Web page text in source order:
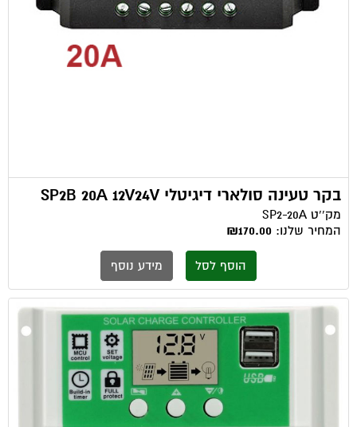
בקר טעינה סולארי דיגיטלי SP2B 20A 12V24V
מק''ט SP2-20A
המחיר שלנו: ₪170.00
הוסף לסל מידע נוסף